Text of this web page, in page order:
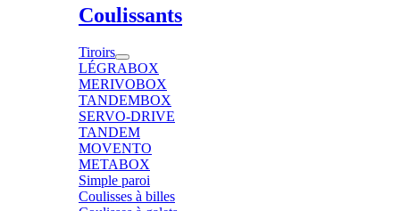
Coulissants
Tiroirs
LÉGRABOX
MERIVOBOX
TANDEMBOX
SERVO-DRIVE
TANDEM
MOVENTO
METABOX
Simple paroi
Coulisses à billes